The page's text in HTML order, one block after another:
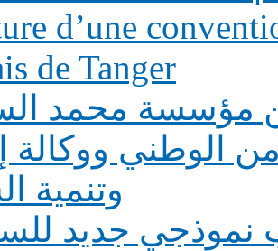
d’une
de Tanger
مؤسسة محمد
الوطني ووكالة
وتنمية
نموذجي جديد